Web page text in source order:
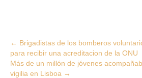
Post
navigation
← Brigadistas de los bomberos
para recibir una acreditacion de la ONU
Más de un millón de jóvenes
vigilia en Lisboa →